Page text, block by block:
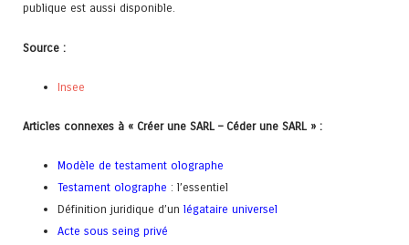
publique est aussi disponible.
Source :
Insee
Articles connexes à « Créer une SARL – Céder une SARL » :
Modèle de testament olographe
Testament olographe : l’essentiel
Définition juridique d’unlégataire universel
Acte sous seing privé